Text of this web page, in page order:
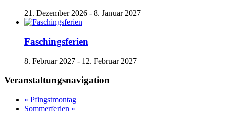
21. Dezember 2026 - 8. Januar 2027
Faschingsferien
8. Februar 2027 - 12. Februar 2027
Veranstaltungsnavigation
« Pfingstmontag
Sommerferien »